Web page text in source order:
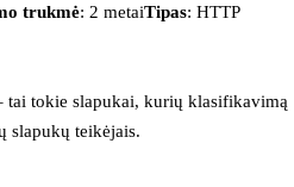
trukmė: 2 metaiTipas: HTTP
tai tokie slapukai, kurių klasifikavimą
slapukų teikėjais.